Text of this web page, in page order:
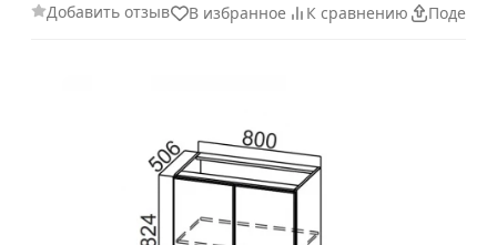
Добавить отзыв В избранное К сравнению